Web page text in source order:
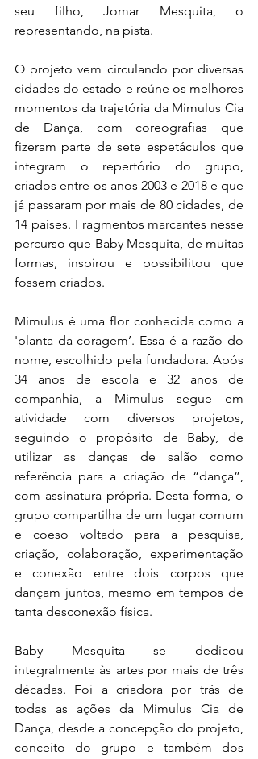
seu filho, Jomar Mesquita, o
representando, na pista.
O projeto vem circulando por diversas
cidades do estado e reúne os melhores
momentos da trajetória da Mimulus Cia
de Dança, com coreografias que
fizeram parte de sete espetáculos que
integram o repertório do grupo,
criados entre os anos 2003 e 2018 e que
já passaram por mais de 80 cidades, de
14 países. Fragmentos marcantes nesse
percurso que Baby Mesquita, de muitas
formas, inspirou e possibilitou que
fossem criados.
Mimulus é uma flor conhecida como a
'planta da coragem’. Essa é a razão do
nome, escolhido pela fundadora. Após
34 anos de escola e 32 anos de
companhia, a Mimulus segue em
atividade com diversos projetos,
seguindo o propósito de Baby, de
utilizar as danças de salão como
referência para a criação de “dança”,
com assinatura própria. Desta forma, o
grupo compartilha de um lugar comum
e coeso voltado para a pesquisa,
criação, colaboração, experimentação
e conexão entre dois corpos que
dançam juntos, mesmo em tempos de
tanta desconexão física.
Baby Mesquita se dedicou
integralmente às artes por mais de três
décadas. Foi a criadora por trás de
todas as ações da Mimulus Cia de
Dança, desde a concepção do projeto,
conceito do grupo e também dos